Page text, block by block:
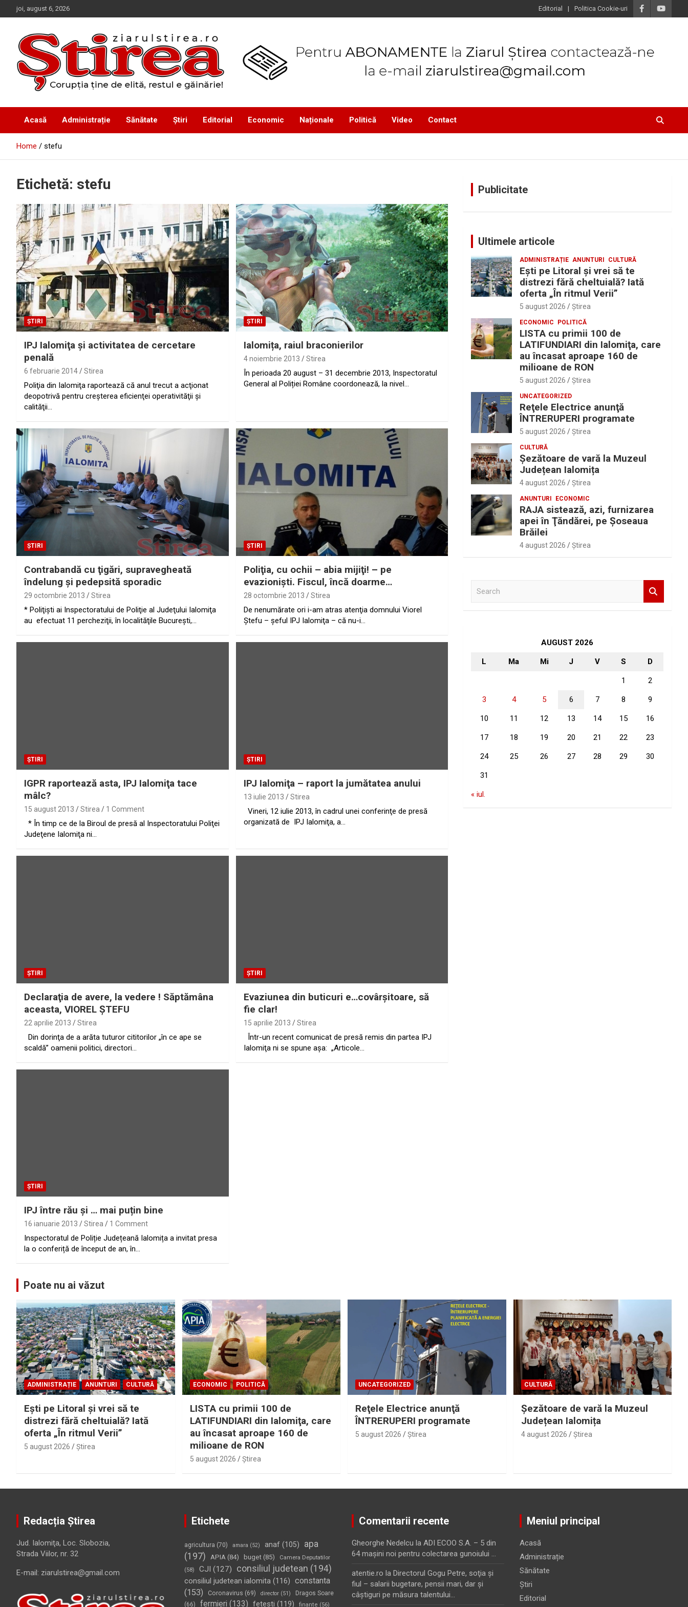
to
joi, august 6, 2026 Editorial Politica Cookie-uri
Ziarul Știrea
Acasă Administrație Sănătate Știri Editorial Economic Naționale Politică Video Contact
Home stefu
Etichetă: stefu
ȘTIRI
IPJ Ialomiţa şi activitatea de cercetare
penală
6 februarie 2014 Stirea
Poliţia din Ialomiţa raportează că anul trecut a acţionat
deopotrivă pentru creşterea eficienţei operativităţii şi
calităţii…
ȘTIRI
Ialomița, raiul braconierilor
4 noiembrie 2013 Stirea
În perioada 20 august – 31 decembrie 2013, Inspectoratul
General al Poliției Române coordonează, la nivel…
ȘTIRI
Contrabandă cu ţigări, supravegheată
îndelung şi pedepsită sporadic
29 octombrie 2013 Stirea
* Poliţişti ai Inspectoratului de Poliţie al Judeţului Ialomiţa
au efectuat 11 percheziţii, în localităţile Bucureşti,…
ȘTIRI
Poliţia, cu ochii – abia mijiţi! – pe
evazionişti. Fiscul, încă doarme…
28 octombrie 2013 Stirea
De nenumărate ori i-am atras atenţia domnului Viorel
Ştefu – şeful IPJ Ialomiţa – că nu-i…
ȘTIRI
IGPR raportează asta, IPJ Ialomiţa tace
mâlc?
15 august 2013 Stirea 1 Comment
* În timp ce de la Biroul de presă al Inspectoratului Poliţei
Judeţene Ialomiţa ni…
ȘTIRI
IPJ Ialomiţa – raport la jumătatea anului
13 iulie 2013 Stirea
Vineri, 12 iulie 2013, în cadrul unei conferinţe de presă
organizată de IPJ Ialomiţa, a…
ȘTIRI
Declaraţia de avere, la vedere ! Săptămâna
aceasta, VIOREL ŞTEFU
22 aprilie 2013 Stirea
Din dorinţa de a arăta tuturor cititorilor „în ce ape se
scaldă” oamenii politici, directori…
ȘTIRI
Evaziunea din buticuri e…covârşitoare, să
fie clar!
15 aprilie 2013 Stirea
Într-un recent comunicat de presă remis din partea IPJ
Ialomiţa ni se spune aşa: „Articole…
ȘTIRI
IPJ între rău și … mai puțin bine
16 ianuarie 2013 Stirea 1 Comment
Inspectoratul de Poliție Județeană Ialomița a invitat presa
la o conferiță de început de an, în…
Publicitate
Ultimele articole
ADMINISTRAȚIE ANUNTURI CULTURĂ
Eşti pe Litoral şi vrei să te
distrezi fără cheltuială? Iată
oferta „În ritmul Verii”
5 august 2026 Ştirea
ECONOMIC POLITICĂ
LISTA cu primii 100 de
LATIFUNDIARI din Ialomiţa, care
au încasat aproape 160 de
milioane de RON
5 august 2026 Ştirea
UNCATEGORIZED
Reţele Electrice anunţă
ÎNTRERUPERI programate
5 august 2026 Ştirea
CULTURĂ
Șezătoare de vară la Muzeul
Județean Ialomița
4 august 2026 Ştirea
ANUNTURI ECONOMIC
RAJA sistează, azi, furnizarea
apei în Ţăndărei, pe Şoseaua
Brăilei
4 august 2026 Ştirea
AUGUST 2026
L Ma Mi J V S D
1 2
3 4 5 6 7 8 9
10 11 12 13 14 15 16
17 18 19 20 21 22 23
24 25 26 27 28 29 30
31
« iul.
Poate nu ai văzut
ADMINISTRAȚIE ANUNTURI CULTURĂ
Eşti pe Litoral şi vrei să te
distrezi fără cheltuială? Iată
oferta „În ritmul Verii”
5 august 2026 Ştirea
ECONOMIC POLITICĂ
LISTA cu primii 100 de
LATIFUNDIARI din Ialomiţa, care
au încasat aproape 160 de
milioane de RON
5 august 2026 Ştirea
UNCATEGORIZED
Reţele Electrice anunţă
ÎNTRERUPERI programate
5 august 2026 Ştirea
CULTURĂ
Șezătoare de vară la Muzeul
Județean Ialomița
4 august 2026 Ştirea
Redacția Știrea
Jud. Ialomiţa, Loc. Slobozia,
Strada Viilor, nr. 32
E-mail: ziarulstirea@gmail.com
Etichete
agricultura (70) amara (52) anaf(105)
apa
(197)
APIA(84) buget(85)
Camera Deputatilor
(58)
CJI (127) consiliul judetean (194)
consiliul judetean ialomita(116) constanta
(153)
Coronavirus (69) director(51)
Dragos Soare
(66)
fermieri (133) fetesti (119) finante (56)
Comentarii recente
Gheorghe Nedelcu la ADI ECOO S.A. – 5 din
64 maşini noi pentru colectarea gunoiului …
atentie.ro la Directorul Gogu Petre, soţia şi
fiul – salarii bugetare, pensii mari, dar şi
câştiguri pe măsura talentului…
Meniul principal
Acasă
Administrație
Sănătate
Știri
Editorial